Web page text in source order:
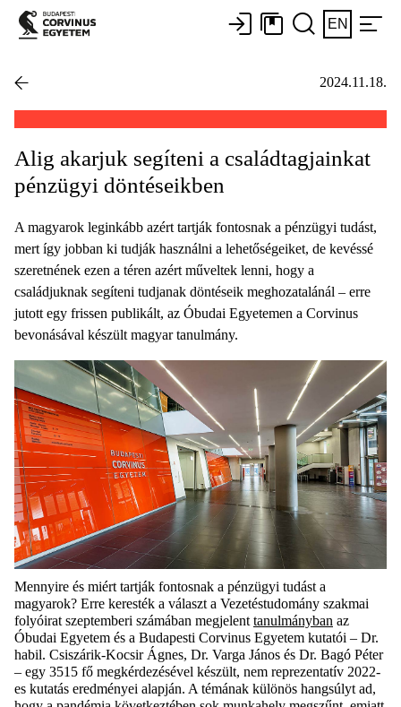
EN
2024.11.18.
Alig akarjuk segíteni a családtagjainkat
pénzügyi döntéseikben
A magyarok leginkább azért tartják fontosnak a pénzügyi tudást,
mert így jobban ki tudják használni a lehetőségeiket, de kevéssé
szeretnének ezen a téren azért műveltek lenni, hogy a
családjuknak segíteni tudjanak döntéseik meghozatalánál – erre
jutott egy frissen publikált, az Óbudai Egyetemen a Corvinus
bevonásával készült magyar tanulmány.
Mennyire és miért tartják fontosnak a pénzügyi tudást a
magyarok? Erre keresték a választ a Vezetéstudomány szakmai
folyóirat szeptemberi számában megjelent tanulmányban az
Óbudai Egyetem és a Budapesti Corvinus Egyetem kutatói – Dr.
habil. Csiszárik-Kocsir Ágnes, Dr. Varga János és Dr. Bagó Péter
– egy 3515 fő megkérdezésével készült, nem reprezentatív 2022-
es kutatás eredményei alapján. A témának különös hangsúlyt ad,